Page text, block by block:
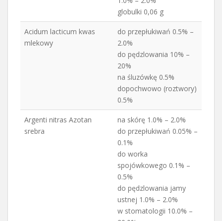
globulki 0,06 g
Acidum lacticum kwas
mlekowy
do przepłukiwań 0.5% –
2.0%
do pędzlowania 10% –
20%
na śluzówkę 0.5%
dopochwowo (roztwory)
0.5%
Argenti nitras Azotan
srebra
na skórę 1.0% – 2.0%
do przepłukiwań 0.05% –
0.1%
do worka
spojówkowego 0.1% –
0.5%
do pędzlowania jamy
ustnej 1.0% – 2.0%
w stomatologii 10.0% –